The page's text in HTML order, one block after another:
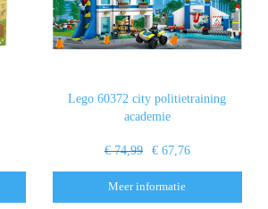
Lego 60372 city politietraining
academie
€ 74,99 € 67,76
Meer informatie